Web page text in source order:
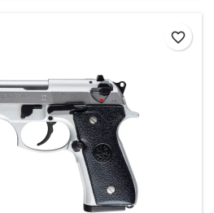
favorite_border